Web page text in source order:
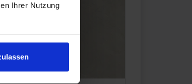
Ihrer Nutzung